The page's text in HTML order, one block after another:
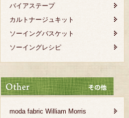
バイアステープ
カルトナージュキット
ソーイングバスケット
ソーイングレシピ
moda fabric William Morris